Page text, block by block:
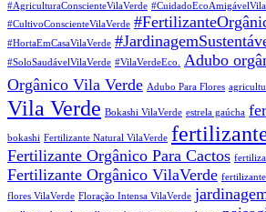
#AgriculturaConscienteVilaVerde
#CultivoConscienteVilaVerde
#HortaEmCasaVilaVerde
#SoloSaudávelVilaVerde #VilaVerdeEco. Adubo
Orgânico Vila Verde Adubo Para Flores
Vila Verde Bokashi VilaVerde estrela gaúcha
bokashi Fertilizante Natural VilaVerde
Fertilizante Orgânico Para Cactos
Fertilizante Orgânico VilaVerde
flores VilaVerde Floração Intensa VilaVerde